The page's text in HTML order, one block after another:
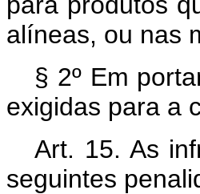
alíneas, ou nas
§ 2º Em
exigidas para a
Art. 15. As
seguintes